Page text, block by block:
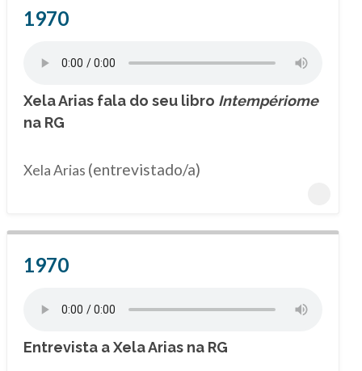
1970
Xela Arias fala do seu libro Intempériome
na RG
Xela Arias (entrevistado/a)
1970
Entrevista a Xela Arias na RG